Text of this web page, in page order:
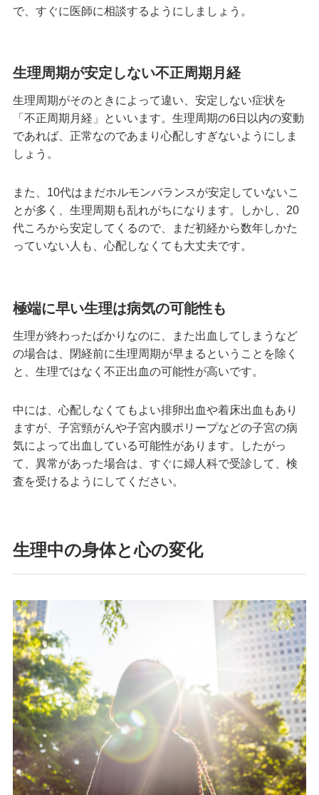
で、すぐに医師に相談するようにしましょう。
生理周期が安定しない不正周期月経
生理周期がそのときによって違い、安定しない症状を
「不正周期月経」といいます。生理周期の6日以内の変動
であれば、正常なのであまり心配しすぎないようにしま
しょう。
また、10代はまだホルモンバランスが安定していないこ
とが多く、生理周期も乱れがちになります。しかし、20
代ころから安定してくるので、まだ初経から数年しかた
っていない人も、心配しなくても大丈夫です。
極端に早い生理は病気の可能性も
生理が終わったばかりなのに、また出血してしまうなど
の場合は、閉経前に生理周期が早まるということを除く
と、生理ではなく不正出血の可能性が高いです。
中には、心配しなくてもよい排卵出血や着床出血もあり
ますが、子宮頸がんや子宮内膜ポリープなどの子宮の病
気によって出血している可能性があります。したがっ
て、異常があった場合は、すぐに婦人科で受診して、検
査を受けるようにしてください。
生理中の身体と心の変化